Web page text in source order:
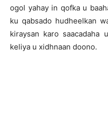
ogol yahay in qofka u
ku qabsado hudheelkan
kiraysan karo
keliya u xidhnaan doono.